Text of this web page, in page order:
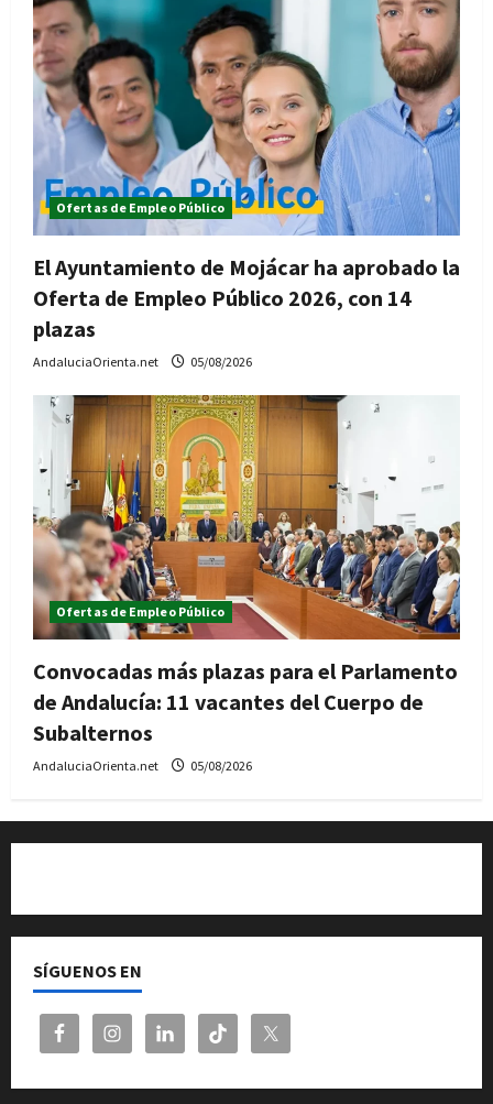
Ofertas de Empleo Público
El Ayuntamiento de Mojácar ha aprobado la
Oferta de Empleo Público 2026, con 14
plazas
AndaluciaOrienta.net 05/08/2026
Ofertas de Empleo Público
Convocadas más plazas para el Parlamento
de Andalucía: 11 vacantes del Cuerpo de
Subalternos
AndaluciaOrienta.net 05/08/2026
SÍGUENOS EN